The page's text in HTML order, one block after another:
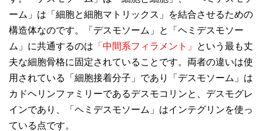
ーム」は「細胞と細胞マトリックス」を結合させるための
構造体なのです。「デスモソーム」と「ヘミデスモソー
ム」に共通するのは 「中間系フィラメント」
という最も丈
夫な細胞骨格に固定されていることです。両者の違いは使
用されている「細胞接着分子」であり「デスモソーム」は
カドヘリンファミリーであるデスモコリンと、デスモグレ
インであり、「ヘミデスモソーム」はインテグリンを使っ
ている点です。